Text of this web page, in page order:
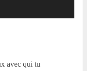
avec qui tu